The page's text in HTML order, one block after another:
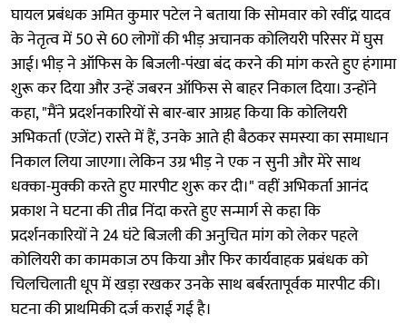
घायल प्रबंधक अमित कुमार पटेल ने बताया कि सोमवार को रवींद्र यादव
के नेतृत्व में 50 से 60 लोगों की भीड़ अचानक कोलियरी परिसर में घुस
आई। भीड़ ने ऑफिस के बिजली-पंखा बंद करने की मांग करते हुए हंगामा
शुरू कर दिया और उन्हें जबरन ऑफिस से बाहर निकाल दिया। उन्होंने
कहा, "मैंने प्रदर्शनकारियों से बार-बार आग्रह किया कि कोलियरी
अभिकर्ता (एजेंट) रास्ते में हैं, उनके आते ही बैठकर समस्या का समाधान
निकाल लिया जाएगा। लेकिन उग्र भीड़ ने एक न सुनी और मेरे साथ
धक्का-मुक्की करते हुए मारपीट शुरू कर दी।" वहीं अभिकर्ता आनंद
प्रकाश ने घटना की तीव्र निंदा करते हुए सन्मार्ग से कहा कि
प्रदर्शनकारियों ने 24 घंटे बिजली की अनुचित मांग को लेकर पहले
कोलियरी का कामकाज ठप किया और फिर कार्यवाहक प्रबंधक को
चिलचिलाती धूप में खड़ा रखकर उनके साथ बर्बरतापूर्वक मारपीट की।
घटना की प्राथमिकी दर्ज कराई गई है।